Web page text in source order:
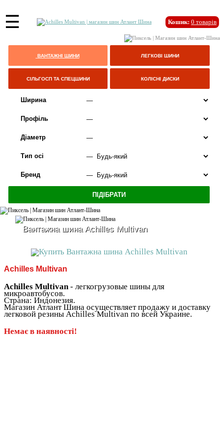
☰ Кошик: 0 товарів
ВАНТАЖНІ ШИНИ ЛЕГКОВІ ШИНИ
СІЛЬГОСП ТА СПЕЦШИНИ КОЛІСНІ ДИСКИ
Ширина
Профіль
Діаметр
Тип осі
Бренд
Вантажна шина Achilles Multivan
Achilles Multivan
Achilles Multivan - легкогрузовые шины для
микроавтобусов.
Страна: Индонезия.
Магазин Атлант Шина осуществляет продажу и доставку
легковой резины Achilles Multivan по всей Украине.
Немає в наявності!